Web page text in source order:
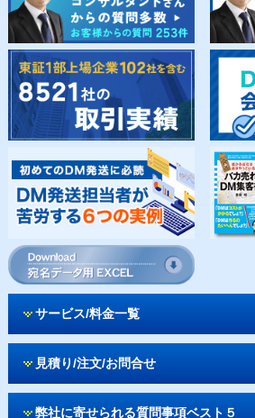
サービス/料金一覧
見積り/注文/お問合せ
弊社に寄せられる質問事項ベスト５